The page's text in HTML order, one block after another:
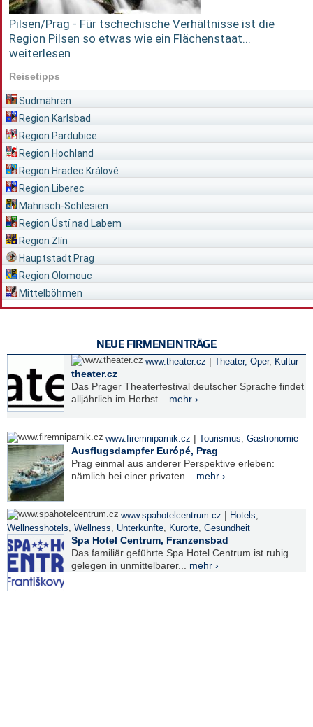
Pilsen/Prag - Für tschechische Verhältnisse ist die
Region Pilsen so etwas wie ein Flächenstaat...
weiterlesen
Reisetipps
Südmähren
Region Karlsbad
Region Pardubice
Region Hochland
Region Hradec Králové
Region Liberec
Mährisch-Schlesien
Region Ústí nad Labem
Region Zlín
Hauptstadt Prag
Region Olomouc
Mittelböhmen
NEUE FIRMENEINTRÄGE
www.theater.cz | Theater, Oper, Kultur
theater.cz
Das Prager Theaterfestival deutscher Sprache findet
alljährlich im Herbst... mehr ›
www.firemniparnik.cz | Tourismus, Gastronomie
Ausflugsdampfer Európé, Prag
Prag einmal aus anderer Perspektive erleben:
nämlich bei einer privaten... mehr ›
www.spahotelcentrum.cz | Hotels,
Wellnesshotels, Wellness, Unterkünfte, Kurorte, Gesundheit
Spa Hotel Centrum, Franzensbad
Das familiär geführte Spa Hotel Centrum ist ruhig
gelegen in unmittelbarer... mehr ›